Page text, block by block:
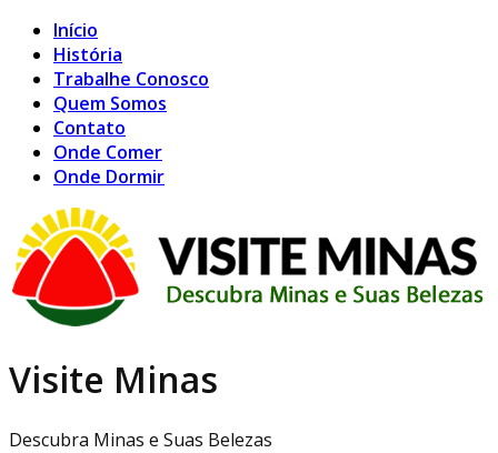
Início
História
Trabalhe Conosco
Quem Somos
Contato
Onde Comer
Onde Dormir
Visite Minas
Descubra Minas e Suas Belezas